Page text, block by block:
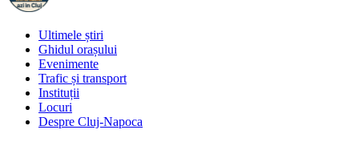
Ultimele știri
Ghidul orașului
Evenimente
Trafic și transport
Instituții
Locuri
Despre Cluj-Napoca